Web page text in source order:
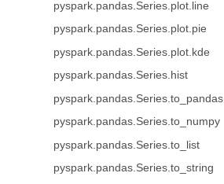
pyspark.pandas.Series.plot.line
pyspark.pandas.Series.plot.pie
pyspark.pandas.Series.plot.kde
pyspark.pandas.Series.hist
pyspark.pandas.Series.to_pandas
pyspark.pandas.Series.to_numpy
pyspark.pandas.Series.to_list
pyspark.pandas.Series.to_string